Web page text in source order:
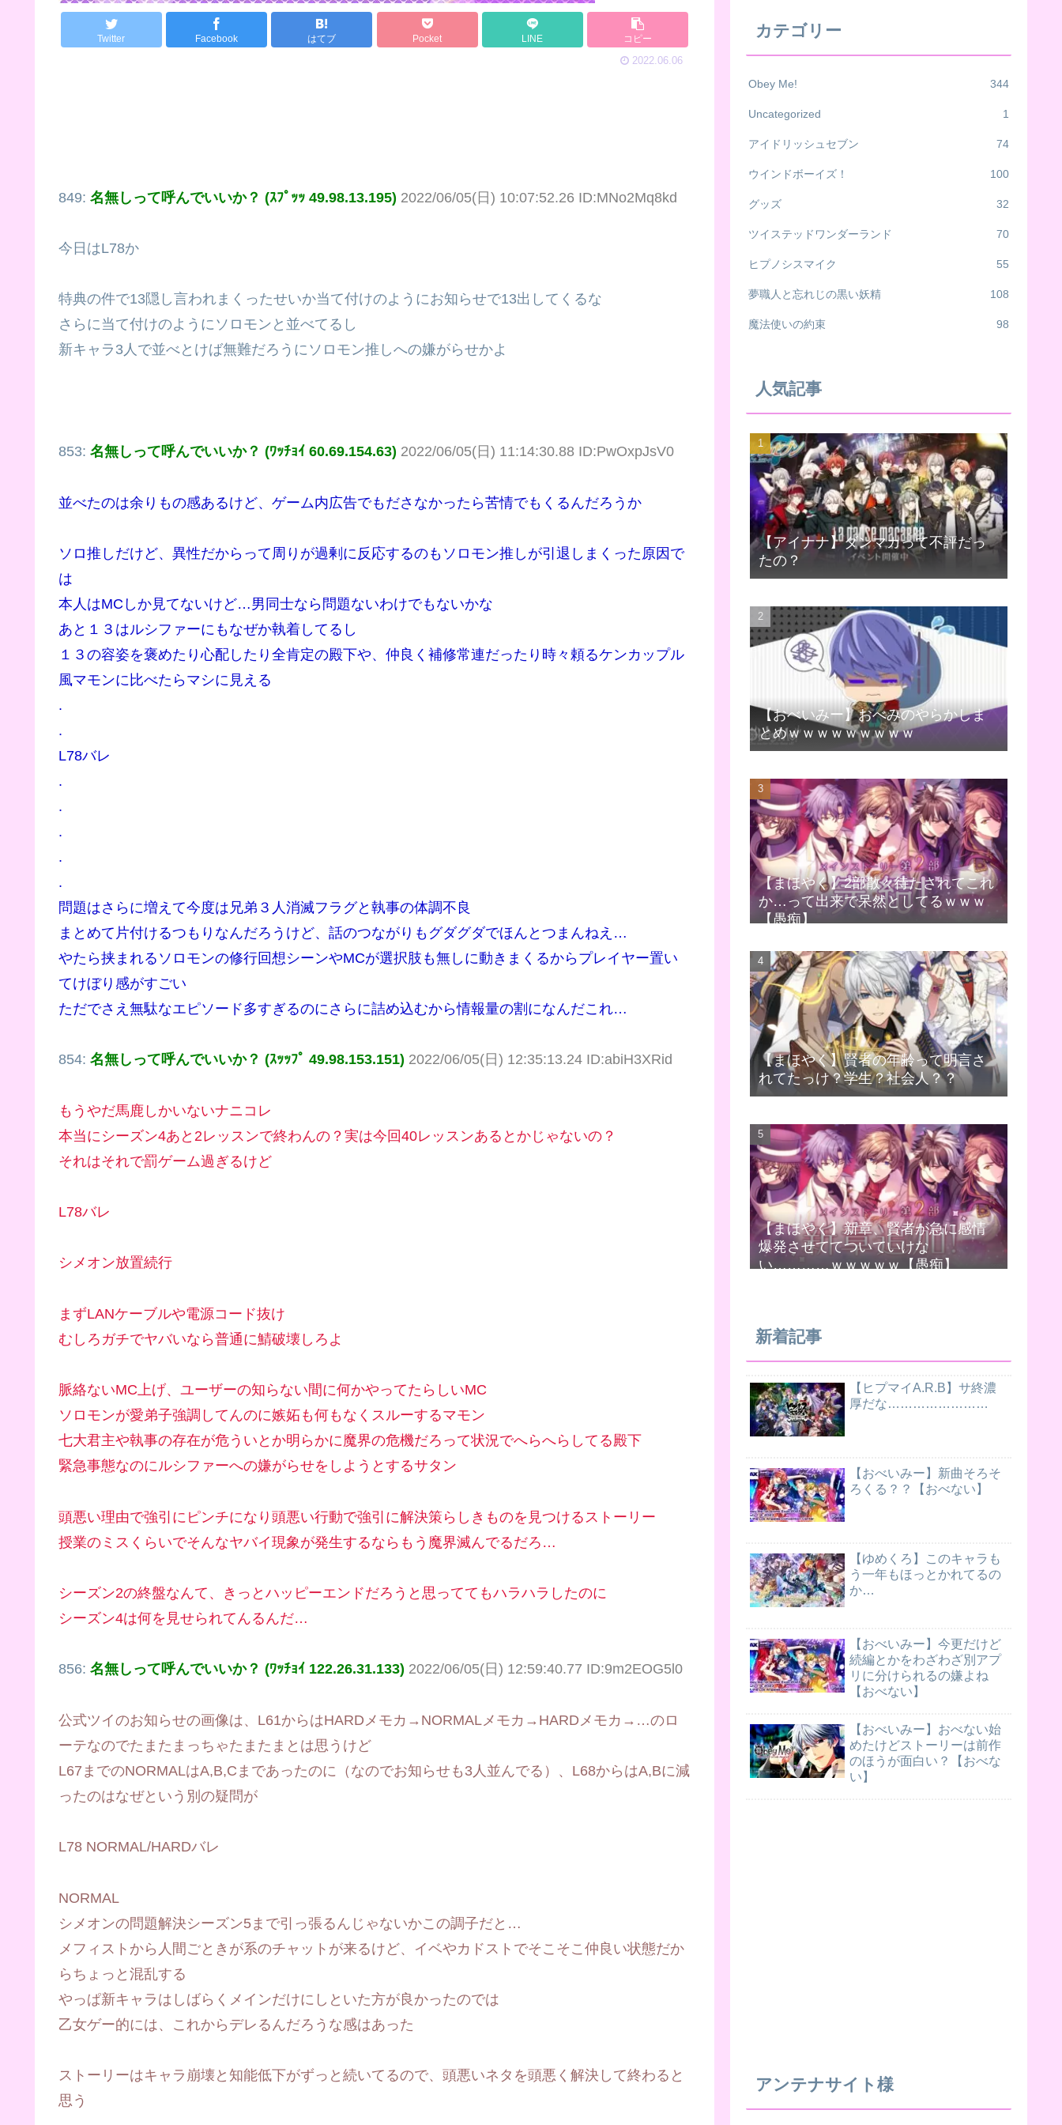
Twitter Facebook はてブ Pocket LINE コピー
2022.06.06
849: 名無しって呼んでいいか？ (ｽﾌﾟｯｯ 49.98.13.195) 2022/06/05(日) 10:07:52.26 ID:MNo2Mq8kd
今日はL78か
特典の件で13隠し言われまくったせいか当て付けのようにお知らせで13出してくるな
さらに当て付けのようにソロモンと並べてるし
新キャラ3人で並べとけば無難だろうにソロモン推しへの嫌がらせかよ
853: 名無しって呼んでいいか？ (ﾜｯﾁｮｲ 60.69.154.63) 2022/06/05(日) 11:14:30.88 ID:PwOxpJsV0
並べたのは余りもの感あるけど、ゲーム内広告でもださなかったら苦情でもくるんだろうか
ソロ推しだけど、異性だからって周りが過剰に反応するのもソロモン推しが引退しまくった原因で
は
本人はMCしか見てないけど…男同士なら問題ないわけでもないかな
あと１３はルシファーにもなぜか執着してるし
１３の容姿を褒めたり心配したり全肯定の殿下や、仲良く補修常連だったり時々頼るケンカップル
風マモンに比べたらマシに見える
.
.
L78バレ
.
.
.
.
.
問題はさらに増えて今度は兄弟３人消滅フラグと執事の体調不良
まとめて片付けるつもりなんだろうけど、話のつながりもグダグダでほんとつまんねえ…
やたら挟まれるソロモンの修行回想シーンやMCが選択肢も無しに動きまくるからプレイヤー置い
てけぼり感がすごい
ただでさえ無駄なエピソード多すぎるのにさらに詰め込むから情報量の割になんだこれ…
854: 名無しって呼んでいいか？ (ｽｯｯﾌﾟ 49.98.153.151) 2022/06/05(日) 12:35:13.24 ID:abiH3XRid
もうやだ馬鹿しかいないナニコレ
本当にシーズン4あと2レッスンで終わんの？実は今回40レッスンあるとかじゃないの？
それはそれで罰ゲーム過ぎるけど
L78バレ
シメオン放置続行
まずLANケーブルや電源コード抜け
むしろガチでヤバいなら普通に鯖破壊しろよ
脈絡ないMC上げ、ユーザーの知らない間に何かやってたらしいMC
ソロモンが愛弟子強調してんのに嫉妬も何もなくスルーするマモン
七大君主や執事の存在が危ういとか明らかに魔界の危機だろって状況でへらへらしてる殿下
緊急事態なのにルシファーへの嫌がらせをしようとするサタン
頭悪い理由で強引にピンチになり頭悪い行動で強引に解決策らしきものを見つけるストーリー
授業のミスくらいでそんなヤバイ現象が発生するならもう魔界滅んでるだろ…
シーズン2の終盤なんて、きっとハッピーエンドだろうと思っててもハラハラしたのに
シーズン4は何を見せられてんるんだ…
856: 名無しって呼んでいいか？ (ﾜｯﾁｮｲ 122.26.31.133) 2022/06/05(日) 12:59:40.77 ID:9m2EOG5l0
公式ツイのお知らせの画像は、L61からはHARDメモカ→NORMALメモカ→HARDメモカ→…のロ
ーテなのでたまたまっちゃたまたまとは思うけど
L67までのNORMALはA,B,Cまであったのに（なのでお知らせも3人並んでる）、L68からはA,Bに減
ったのはなぜという別の疑問が
L78 NORMAL/HARDバレ
NORMAL
シメオンの問題解決シーズン5まで引っ張るんじゃないかこの調子だと…
メフィストから人間ごときが系のチャットが来るけど、イベやカドストでそこそこ仲良い状態だか
らちょっと混乱する
やっぱ新キャラはしばらくメインだけにしといた方が良かったのでは
乙女ゲー的には、これからデレるんだろうな感はあった
ストーリーはキャラ崩壊と知能低下がずっと続いてるので、頭悪いネタを頭悪く解決して終わると
思う
カテゴリー
Obey Me! 344
Uncategorized 1
アイドリッシュセブン 74
ウインドボーイズ！ 100
グッズ 32
ツイステッドワンダーランド 70
ヒプノシスマイク 55
夢職人と忘れじの黒い妖精 108
魔法使いの約束 98
人気記事
【アイナナ】ダンマカって不評だっ
たの？
【おべいみー】おべみのやらかしま
とめｗｗｗｗｗｗｗｗｗ
【まほやく】2部散々待たされてこれ
か…って出来で呆然としてるｗｗｗ
【愚痴】
【まほやく】賢者の年齢って明言さ
れてたっけ？学生？社会人？？
【まほやく】新章、賢者が急に感情
爆発させててついていけな
い…………ｗｗｗｗｗ【愚痴】
新着記事
【ヒプマイA.R.B】サ終濃
厚だな……………………
【おべいみー】新曲そろそ
ろくる？？【おべない】
【ゆめくろ】このキャラも
う一年もほっとかれてるの
か…
【おべいみー】今更だけど
続編とかをわざわざ別アプ
リに分けられるの嫌よね
【おべない】
【おべいみー】おべない始
めたけどストーリーは前作
のほうが面白い？【おべな
い】
アンテナサイト様